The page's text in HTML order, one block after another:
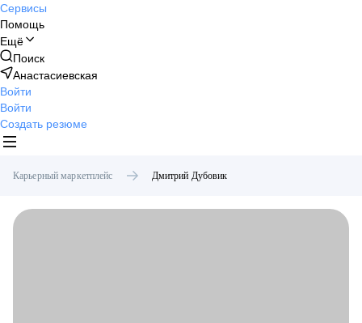
Сервисы
Помощь
Ещё
Поиск
Анастасиевская
Войти
Войти
Создать резюме
Карьерный маркетплейс Дмитрий Дубовик